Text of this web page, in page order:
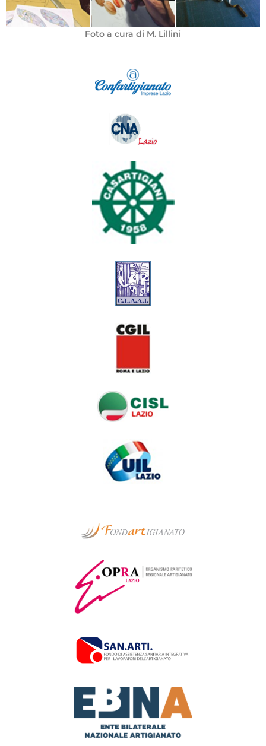
Foto a cura di M. Lillini